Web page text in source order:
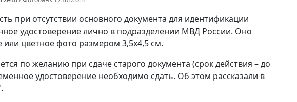
при отсутствии основного документа для идентификации
удостоверение лично в подразделении МВД России. Оно
цветное фото размером 3,5x4,5 см.
по желанию при сдаче старого документа (срок действия – до
удостоверение необходимо сдать. Об этом рассказали в